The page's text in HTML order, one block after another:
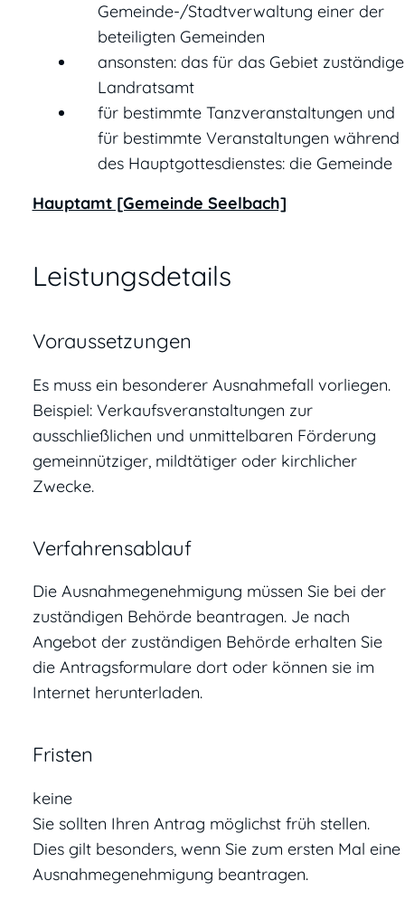
Gemeinde-/Stadtverwaltung einer der
beteiligten Gemeinden
ansonsten: das für das Gebiet zuständige
Landratsamt
für bestimmte Tanzveranstaltungen und
für bestimmte Veranstaltungen während
des Hauptgottesdienstes: die Gemeinde
Hauptamt [Gemeinde Seelbach]
Leistungsdetails
Voraussetzungen
Es muss ein besonderer Ausnahmefall vorliegen.
Beispiel: Verkaufsveranstaltungen zur
ausschließlichen und unmittelbaren Förderung
gemeinnütziger, mildtätiger oder kirchlicher
Zwecke.
Verfahrensablauf
Die Ausnahmegenehmigung müssen Sie bei der
zuständigen Behörde beantragen. Je nach
Angebot der zuständigen Behörde erhalten Sie
die Antragsformulare dort oder können sie im
Internet herunterladen.
Fristen
keine
Sie sollten Ihren Antrag möglichst früh stellen.
Dies gilt besonders, wenn Sie zum ersten Mal eine
Ausnahmegenehmigung beantragen.